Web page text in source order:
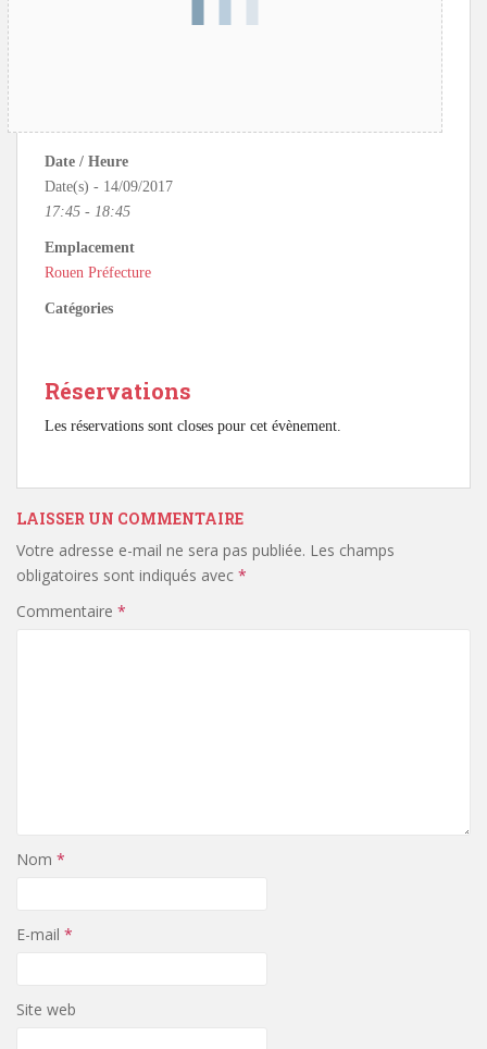
Date / Heure
Date(s) - 14/09/2017
17:45 - 18:45
Emplacement
Rouen Préfecture
Catégories
Réservations
Les réservations sont closes pour cet évènement.
LAISSER UN COMMENTAIRE
Votre adresse e-mail ne sera pas publiée. Les champs
obligatoires sont indiqués avec *
Commentaire *
Nom *
E-mail *
Site web